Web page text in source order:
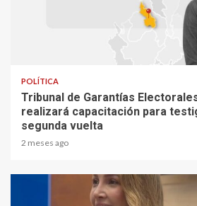
POLÍTICA
Tribunal de Garantías
realizará capacitación para
segunda vuelta
2 meses ago